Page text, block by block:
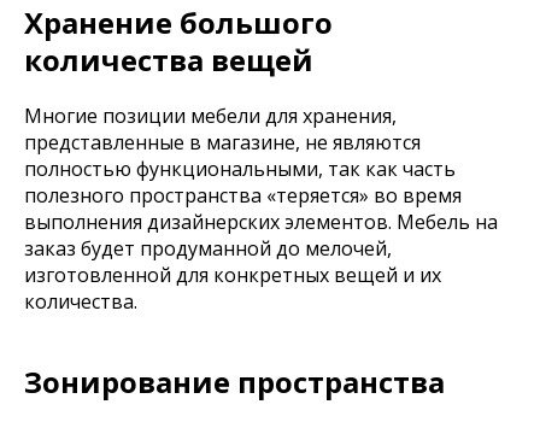
Хранение большого
количества вещей
Многие позиции мебели для хранения,
представленные в магазине, не являются
полностью функциональными, так как часть
полезного пространства «теряется» во время
выполнения дизайнерских элементов. Мебель на
заказ будет продуманной до мелочей,
изготовленной для конкретных вещей и их
количества.
Зонирование пространства